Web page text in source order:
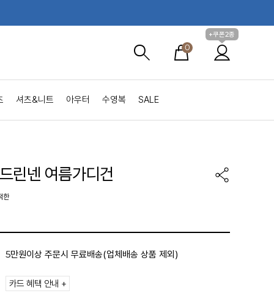
0
+쿠폰2종
셔츠&니트 아우터 수영복 SALE
린넨 여름가디건
한
5만원이상 주문시 무료배송(업체배송 상품 제외)
카드 혜택 안내 +